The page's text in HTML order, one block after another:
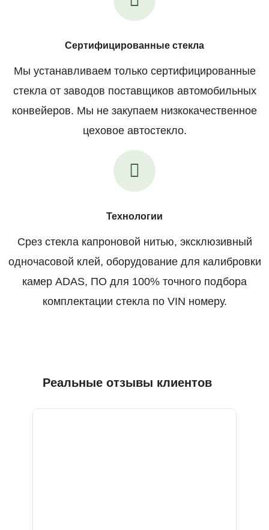
Сертифицированные стекла
Мы устанавливаем только сертифицированные
стекла от заводов поставщиков автомобильных
конвейеров. Мы не закупаем низкокачественное
цеховое автостекло.
Технологии
Срез стекла капроновой нитью, эксклюзивный
одночасовой клей, оборудование для калибровки
камер ADAS, ПО для 100% точного подбора
комплектации стекла по VIN номеру.
Реальные отзывы клиентов